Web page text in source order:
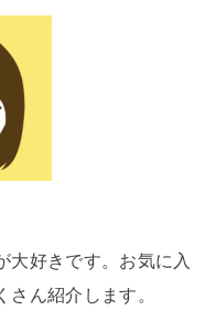
大好きです。お気に入
ん紹介します。